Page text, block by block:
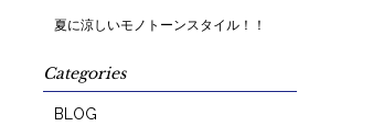
夏に涼しいモノトーンスタイル！！
Categories
BLOG